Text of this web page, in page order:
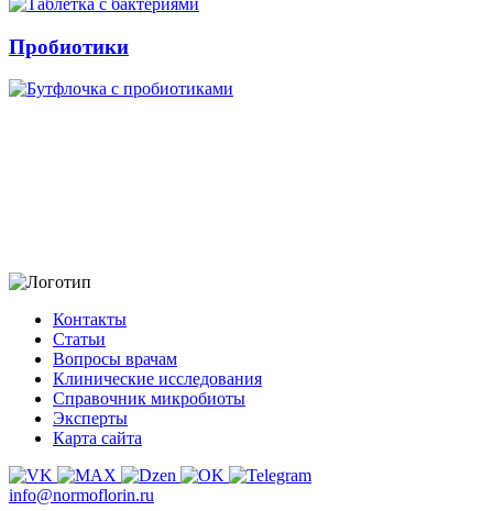
Пробиотики
Контакты
Статьи
Вопросы врачам
Клинические исследования
Справочник микробиоты
Эксперты
Карта сайта
info@normoflorin.ru